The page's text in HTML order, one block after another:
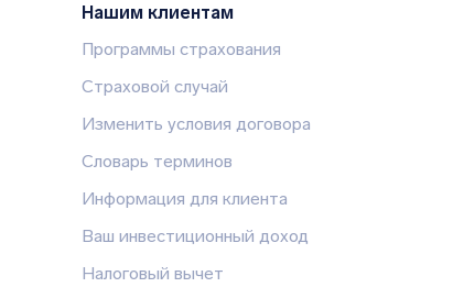
Нашим клиентам
Программы страхования
Страховой случай
Изменить условия договора
Словарь терминов
Информация для клиента
Ваш инвестиционный доход
Налоговый вычет